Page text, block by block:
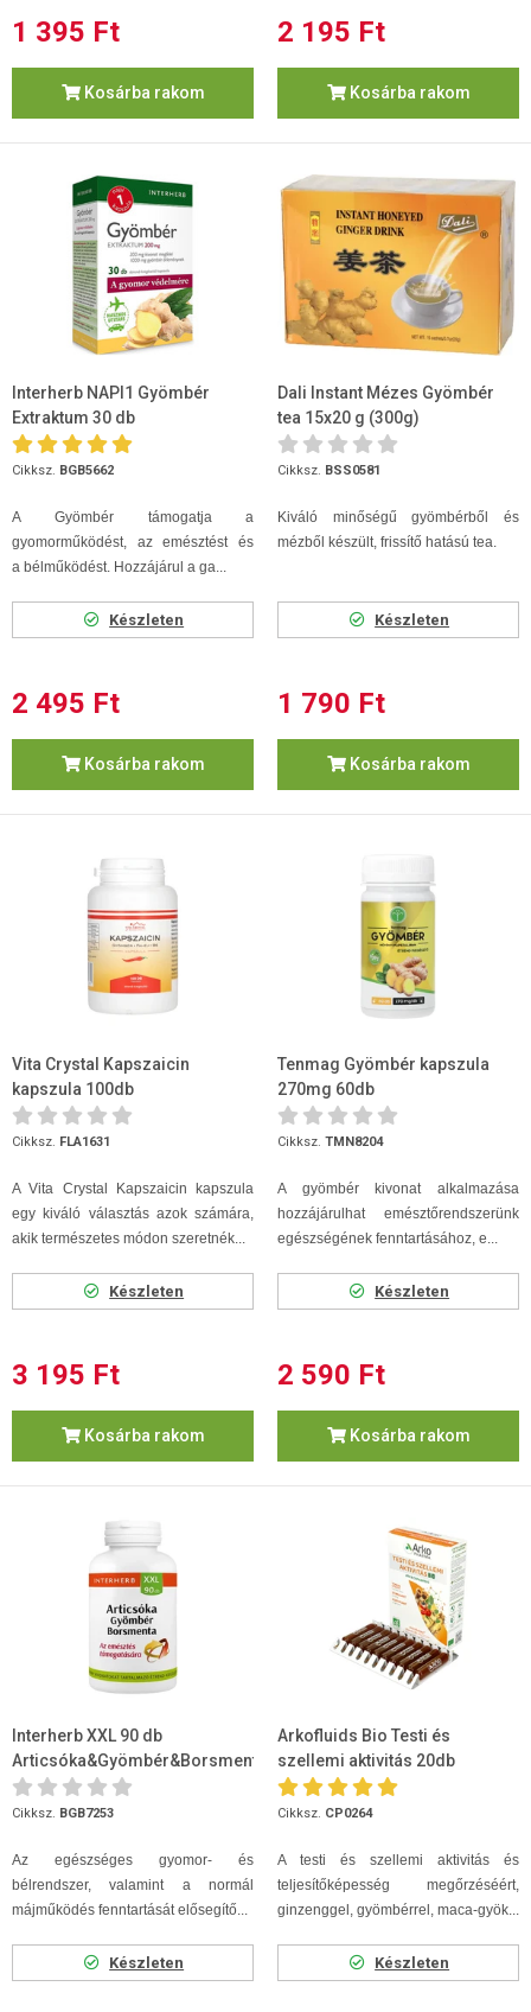
1 395 Ft
Kosárba rakom
2 195 Ft
Kosárba rakom
Interherb NAPI1 Gyömbér
Extraktum 30 db
Cikksz. BGB5662
A Gyömbér támogatja a
gyomorműködést, az emésztést és
a bélműködést. Hozzájárul a ga...
Készleten
2 495 Ft
Kosárba rakom
Dali Instant Mézes Gyömbér
tea 15x20 g (300g)
Cikksz. BSS0581
Kiváló minőségű gyömbérből és
mézből készült, frissítő hatású tea.
Készleten
1 790 Ft
Kosárba rakom
Vita Crystal Kapszaicin
kapszula 100db
Cikksz. FLA1631
A Vita Crystal Kapszaicin kapszula
egy kiváló választás azok számára,
akik természetes módon szeretnék...
Készleten
3 195 Ft
Kosárba rakom
Tenmag Gyömbér kapszula
270mg 60db
Cikksz. TMN8204
A gyömbér kivonat alkalmazása
hozzájárulhat emésztőrendszerünk
egészségének fenntartásához, e...
Készleten
2 590 Ft
Kosárba rakom
Interherb XXL 90 db
Articsóka&Gyömbér&Borsmenta
Cikksz. BGB7253
Az egészséges gyomor- és
bélrendszer, valamint a normál
májműködés fenntartását elősegítő...
Készleten
Arkofluids Bio Testi és
szellemi aktivitás 20db
ampulla
Cikksz. CP0264
A testi és szellemi aktivitás és
teljesítőképesség megőrzéséért,
ginzenggel, gyömbérrel, maca-gyök...
Készleten